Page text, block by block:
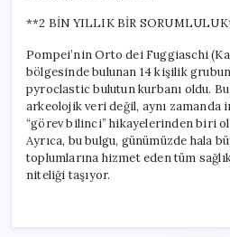
**2 BİN YILLIK BİR
Pompei’nin Orto dei Fuggiaschi
bölgesinde bulunan 14 kişilik
pyroclastic bulutun kurbanı oldu.
arkeolojik veri değil, aynı zamanda
“görev bilinci” hikayelerinden biri
Ayrıca, bu bulgu, günümüzde hala
toplumlarına hizmet eden tüm
niteliği taşıyor.